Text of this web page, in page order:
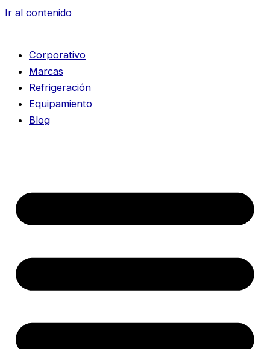
Ir al contenido
Corporativo
Marcas
Refrigeración
Equipamiento
Blog